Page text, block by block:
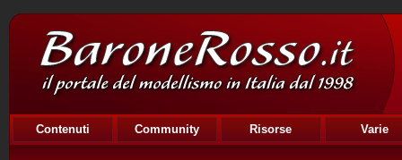
Contenuti Community Risorse Varie